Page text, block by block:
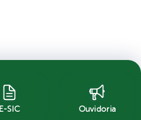
E-SIC Ouvidoria